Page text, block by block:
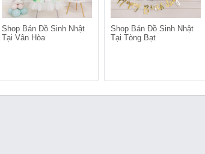
Shop Bán Đồ Sinh Nhật
Tại Vân Hòa
Shop Bán Đồ Sinh Nhật
Tại Tòng Bạt